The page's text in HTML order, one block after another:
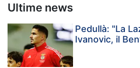
Ultime news
Pedullà: "La
Ivanovic, il